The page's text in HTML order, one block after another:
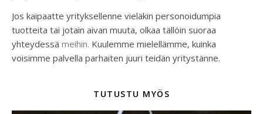
Jos kaipaatte yrityksellenne vieläkin personoidumpia
tuotteita tai jotain aivan muuta, olkaa tällöin suoraa
yhteydessä meihin. Kuulemme mielellämme, kuinka
voisimme palvella parhaiten juuri teidän yritystänne.
TUTUSTU MYÖS